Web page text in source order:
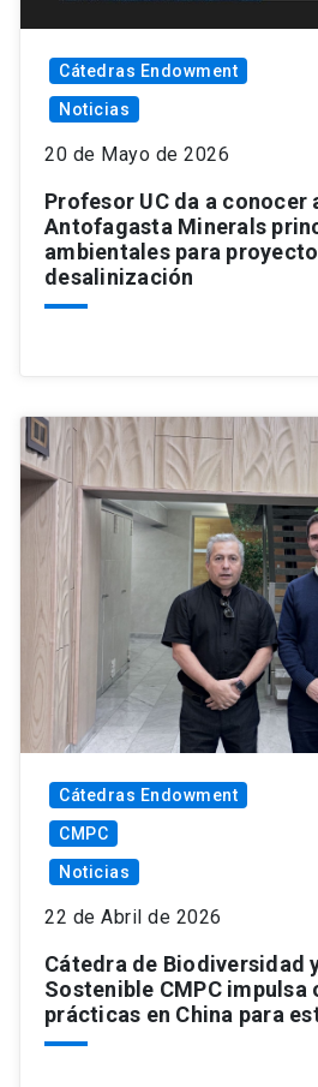
Cátedras Endowment
Noticias
20 de Mayo de 2026
Profesor UC da a conocer
Antofagasta Minerals
ambientales para
desalinización
Cátedras Endowment
CMPC
Noticias
22 de Abril de 2026
Cátedra de Biodiversidad
Sostenible CMPC
prácticas en China para